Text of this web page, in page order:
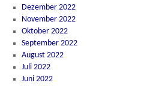
Dezember 2022
November 2022
Oktober 2022
September 2022
August 2022
Juli 2022
Juni 2022